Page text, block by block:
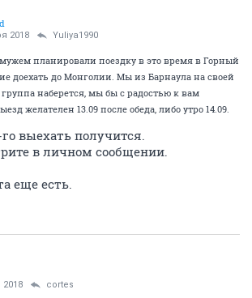
2018 Yuliya1990
планировали поездку в это время в Горный
доехать до Монголии. Мы из Барнаула на своей
наберется, мы бы с радостью к вам
желателен 13.09 после обеда, либо утро 14.09.
выехать получится.
в личном сообщении.
еще есть.
2018 cortes